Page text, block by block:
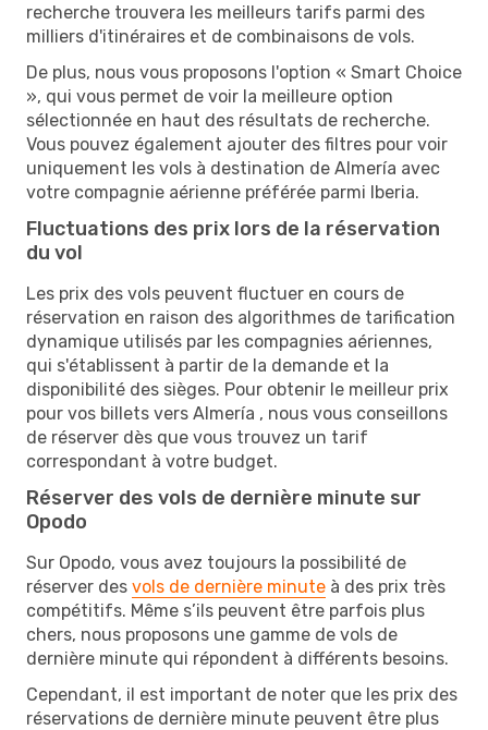
recherche trouvera les meilleurs tarifs parmi des
milliers d'itinéraires et de combinaisons de vols.
De plus, nous vous proposons l'option « Smart Choice
», qui vous permet de voir la meilleure option
sélectionnée en haut des résultats de recherche.
Vous pouvez également ajouter des filtres pour voir
uniquement les vols à destination de Almería avec
votre compagnie aérienne préférée parmi Iberia.
Fluctuations des prix lors de la réservation
du vol
Les prix des vols peuvent fluctuer en cours de
réservation en raison des algorithmes de tarification
dynamique utilisés par les compagnies aériennes,
qui s'établissent à partir de la demande et la
disponibilité des sièges. Pour obtenir le meilleur prix
pour vos billets vers Almería , nous vous conseillons
de réserver dès que vous trouvez un tarif
correspondant à votre budget.
Réserver des vols de dernière minute sur
Opodo
Sur Opodo, vous avez toujours la possibilité de
réserver des vols de dernière minute à des prix très
compétitifs. Même s’ils peuvent être parfois plus
chers, nous proposons une gamme de vols de
dernière minute qui répondent à différents besoins.
Cependant, il est important de noter que les prix des
réservations de dernière minute peuvent être plus